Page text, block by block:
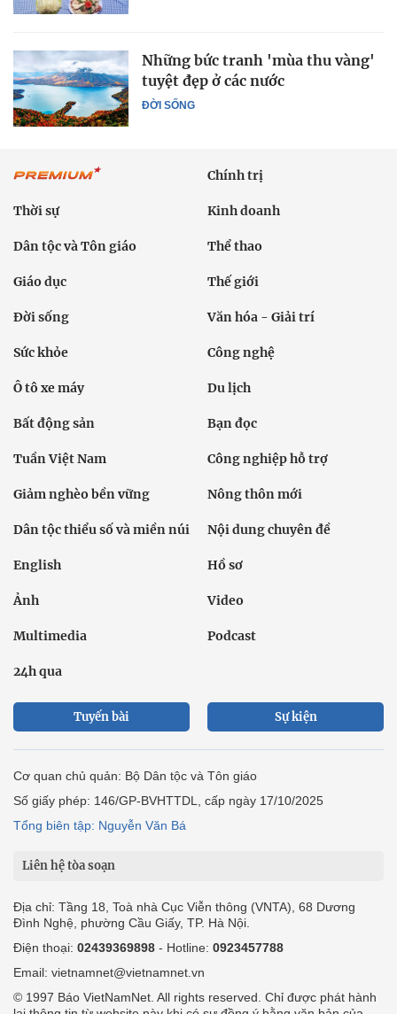
ĐỜI SỐNG
Những bức tranh 'mùa thu vàng'
tuyệt đẹp ở các nước
Chính trị
Thời sự Kinh doanh
Dân tộc và Tôn giáo Thể thao
Giáo dục Thế giới
Đời sống Văn hóa - Giải trí
Sức khỏe Công nghệ
Ô tô xe máy Du lịch
Bất động sản Bạn đọc
Tuần Việt Nam Công nghiệp hỗ trợ
Giảm nghèo bền vững Nông thôn mới
Dân tộc thiểu số và miền núi Nội dung chuyên đề
English Hồ sơ
Ảnh Video
Multimedia Podcast
24h qua
Tuyến bài Sự kiện
Cơ quan chủ quản: Bộ Dân tộc và Tôn giáo
Số giấy phép: 146/GP-BVHTTDL, cấp ngày 17/10/2025
Tổng biên tập: Nguyễn Văn Bá
Liên hệ tòa soạn
Địa chỉ: Tầng 18, Toà nhà Cục Viễn thông (VNTA), 68 Dương
Đình Nghệ, phường Cầu Giấy, TP. Hà Nội.
Điện thoại: 02439369898 - Hotline: 0923457788
Email: vietnamnet@vietnamnet.vn
© 1997 Báo VietNamNet. All rights reserved. Chỉ được phát hành